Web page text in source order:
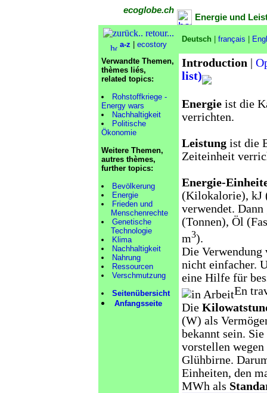
ecoglobe.ch
Energie und
a-z ecostory
Deutsch français
Verwandte Themen,
thèmes liés,
related topics:
Rohstoffkriege -
Energy wars
Nachhaltigkeit
Politische
Ökonomie
Weitere Themen,
autres thèmes,
further topics:
Bevölkerung
Energie
Frieden und
Menschenrechte
Genetische
Technologie
Klima
Nachhaltigkeit
Nahrung
Ressourcen
Verschmutzung
Seitenübersicht
Anfangsseite
Introduction
list)
Energie ist die
verrichten.
Leistung ist die
Zeiteinheit
Energie-
(Kilokalorie), kJ
verwendet.
(Tonnen), Öl
m3).
Die Verwendung
nicht einfacher.
eine Hilfe für
En
Die
(W) als
bekannt sein.
vorstellen
Glühbirne.
Einheiten, den
MWh als